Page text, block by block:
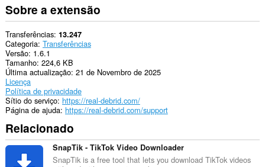
extension
can
create
rich
notifications
and
display
them
to
you
in
the
system
tray.
extensão
Sobre a extensão
Transferências 13.247
Categoria Transferências
Versão 1.6.1
Tamanho 224,6 KB
Última actualização 21 de Novembro de 2025
Licença
Política de privacidade
Sítio do serviço https://real-debrid.com/
Página de ajuda https://real-debrid.com/support
Relacionado
SnapTik - TikTok Video Downloader
SnapTik is a free tool that lets you download TikTok videos